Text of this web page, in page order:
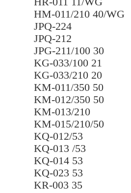
HM-011/210 40/WG
JPQ-224
JPQ-212
JPG-211/100 30
KG-033/100 21
KG-033/210 20
KM-011/350 50
KM-012/350 50
KM-013/210
KM-015/210/50
KQ-012/53
KQ-013 /53
KQ-014 53
KQ-023 53
KR-003 35